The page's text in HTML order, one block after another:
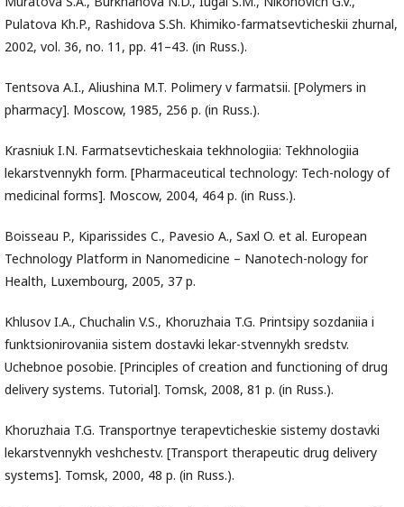
Pulatova Kh.P., Rashidova S.Sh. Khimiko-farmatsevticheskii zhurnal,
2002, vol. 36, no. 11, pp. 41–43. (in Russ.).
Tentsova A.I., Aliushina M.T. Polimery v farmatsii. [Polymers in
pharmacy]. Moscow, 1985, 256 p. (in Russ.).
Krasniuk I.N. Farmatsevticheskaia tekhnologiia: Tekhnologiia
lekarstvennykh form. [Pharmaceutical technology: Tech-nology of
medicinal forms]. Moscow, 2004, 464 p. (in Russ.).
Boisseau P., Kiparissides C., Pavesio A., Saxl O. et al. European
Technology Platform in Nanomedicine – Nanotech-nology for
Health, Luxembourg, 2005, 37 p.
Khlusov I.A., Chuchalin V.S., Khoruzhaia T.G. Printsipy sozdaniia i
funktsionirovaniia sistem dostavki lekar-stvennykh sredstv.
Uchebnoe posobie. [Principles of creation and functioning of drug
delivery systems. Tutorial]. Tomsk, 2008, 81 p. (in Russ.).
Khoruzhaia T.G. Transportnye terapevticheskie sistemy dostavki
lekarstvennykh veshchestv. [Transport therapeutic drug delivery
systems]. Tomsk, 2000, 48 p. (in Russ.).